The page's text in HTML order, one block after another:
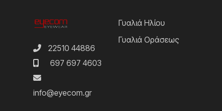
22510 44886
697 697 4603
info@eyecom.gr
Γυαλιά Ηλίου
Γυαλιά Οράσεως